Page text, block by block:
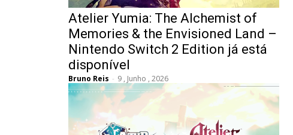
Atelier Yumia: The Alchemist of
Memories & the Envisioned Land –
Nintendo Switch 2 Edition já está
disponível
Bruno Reis - 9 , Junho , 2026